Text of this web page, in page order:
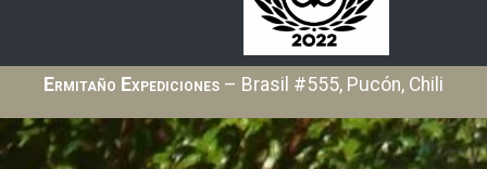
Ermitaño Expediciones – Brasil #555, Pucón, Chili